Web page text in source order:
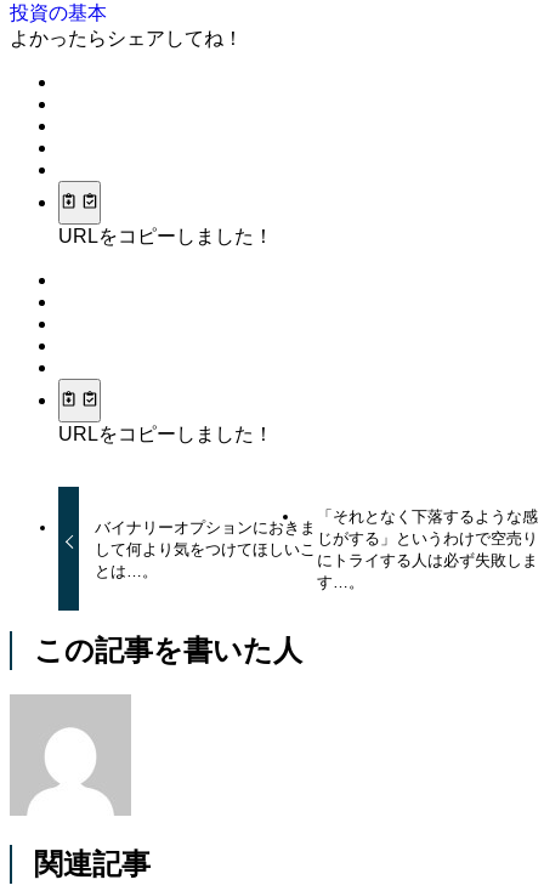
投資の基本
よかったらシェアしてね！
URLをコピーしました！
URLをコピーしました！
バイナリーオプションにおきま
して何より気をつけてほしいこ
とは…。
「それとなく下落するような感
じがする」というわけで空売り
にトライする人は必ず失敗しま
す…。
この記事を書いた人
関連記事